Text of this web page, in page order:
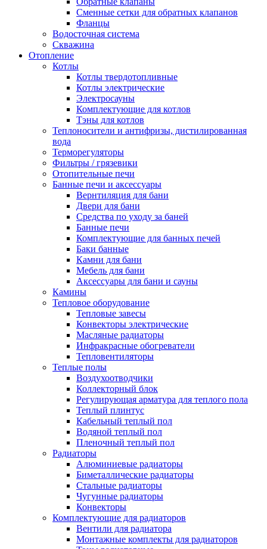
Сменные сетки для обратных клапанов
Фланцы
Водосточная система
Скважина
Отопление
Котлы
Котлы твердотопливные
Котлы электрические
Электросауны
Комплектующие для котлов
Тэны для котлов
Теплоносители и антифризы, дистилированная
вода
Терморегуляторы
Фильтры / грязевики
Отопительные печи
Банные печи и аксессуары
Вернтиляция для бани
Двери для бани
Средства по уходу за баней
Банные печи
Комплектующие для банных печей
Баки банные
Камни для бани
Мебель для бани
Аксессуары для бани и сауны
Камины
Тепловое оборудование
Тепловые завесы
Конвекторы электрические
Масляные радиаторы
Инфракрасные обогреватели
Тепловентиляторы
Теплые полы
Воздухоотводчики
Коллекторный блок
Регулирующая арматура для теплого пола
Теплый плинтус
Кабельный теплый пол
Водяной теплый пол
Пленочный теплый пол
Радиаторы
Алюминиевые радиаторы
Биметаллические радиаторы
Стальные радиаторы
Чугунные радиаторы
Конвекторы
Комплектующие для радиаторов
Вентили для радиатора
Монтажные комплекты для радиаторов